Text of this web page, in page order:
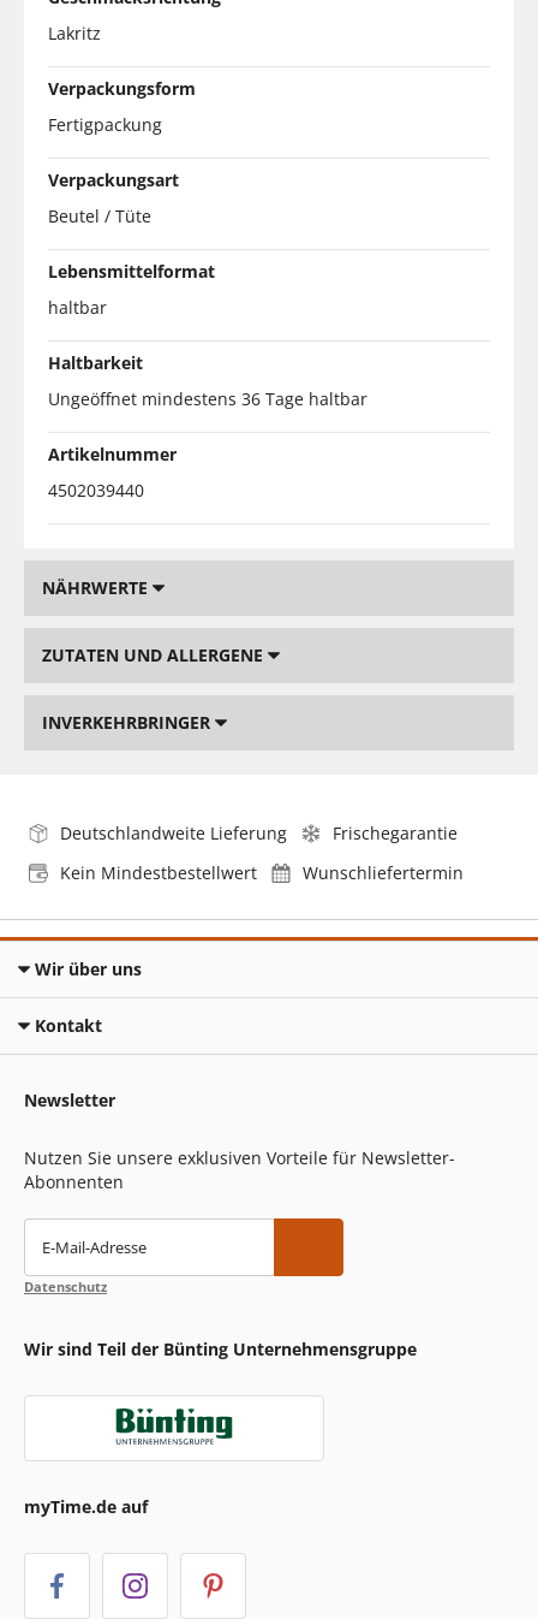
Lakritz
Verpackungsform
Fertigpackung
Verpackungsart
Beutel / Tüte
Lebensmittelformat
haltbar
Haltbarkeit
Ungeöffnet mindestens 36 Tage haltbar
Artikelnummer
4502039440
NÄHRWERTE
ZUTATEN UND ALLERGENE
INVERKEHRBRINGER
Deutschlandweite Lieferung
Frischegarantie
Kein Mindestbestellwert
Wunschliefertermin
Wir über uns
Kontakt
Newsletter
Nutzen Sie unsere exklusiven Vorteile für Newsletter-
Abonnenten
E-Mail-Adresse
Datenschutz
Wir sind Teil der Bünting Unternehmensgruppe
myTime.de auf